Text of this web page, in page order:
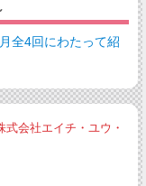
全4回にわたって紹
会社エイチ・ユウ・